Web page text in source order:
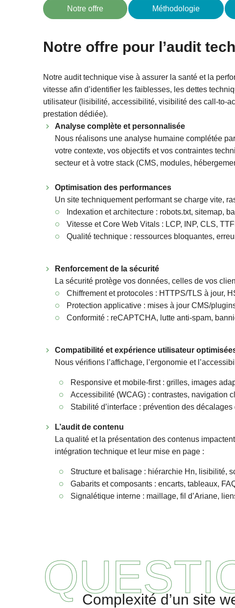
Notre offre Méthodologie
Notre offre pour l’audit
Notre audit technique vise à assurer la santé et la
vitesse afin d’identifier les faiblesses, les dettes
utilisateur (lisibilité, accessibilité, visibilité des call-to-
prestation dédiée).
Analyse complète et personnalisée
Nous réalisons une analyse humaine complétée
votre contexte, vos objectifs et vos contraintes
secteur et à votre stack (CMS, modules,
Optimisation des performances
Un site techniquement performant se charge vite,
Indexation et architecture : robots.txt, sitemap,
Vitesse et Core Web Vitals : LCP, INP, CLS,
Qualité technique : ressources bloquantes,
Renforcement de la sécurité
La sécurité protège vos données, celles de vos
Chiffrement et protocoles : HTTPS/TLS à jour,
Protection applicative : mises à jour CMS/
Conformité : reCAPTCHA, lutte anti-spam,
Compatibilité et expérience utilisateur
Nous vérifions l’affichage, l’ergonomie et
Responsive et mobile-first : grilles, images
Accessibilité (WCAG) : contrastes, navigation
Stabilité d’interface : prévention des
L’audit de contenu
La qualité et la présentation des contenus
intégration technique et leur mise en page :
Structure et balisage : hiérarchie Hn, lisibilité,
Gabarits et composants : encarts, tableaux,
Signalétique interne : maillage, fil d’Ariane,
Complexité d’un site